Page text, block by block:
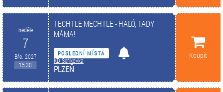
neděle
7
Bře. 2027
15:30
TECHTLE MECHTLE - HALÓ, TADY
MÁMA!
POSLEDNÍ MÍSTA
KD Šeříkovka
PLZEŇ
Koupit